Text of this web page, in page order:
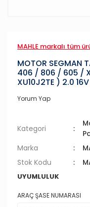
MAHLE markalı tüm
MOTOR SEGMAN
406 / 806 / 605 /
XU10J2TE ) 2.0
Yorum Yap
Kategori
Marka
Stok Kodu
UYUMLULUK
ARAÇ ŞASE NUMARASI